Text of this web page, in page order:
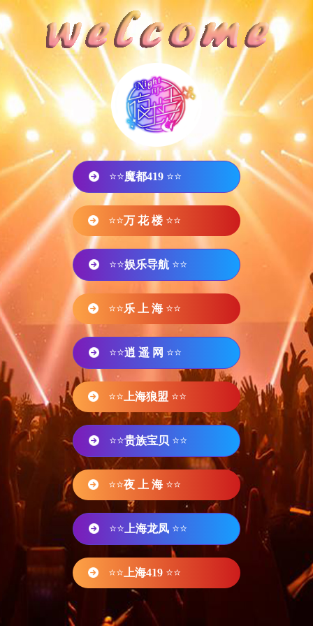
⭐⭐魔都419 ⭐⭐
⭐⭐万 花 楼 ⭐⭐
⭐⭐娱乐导航 ⭐⭐
⭐⭐乐 上 海 ⭐⭐
⭐⭐逍 遥 网 ⭐⭐
⭐⭐ 上海狼盟 ⭐⭐
⭐⭐贵族宝贝 ⭐⭐
⭐⭐夜 上 海 ⭐⭐
⭐⭐ 上海龙凤 ⭐⭐
⭐⭐ 上海419 ⭐⭐